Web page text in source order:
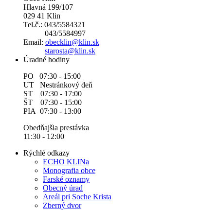
Hlavná 199/107
029 41 Klin
Tel.č.: 043/5584321
043/5584997
Email: obecklin@klin.sk
starosta@klin.sk
Úradné hodiny
PO 07:30 - 15:00
UT Nestránkový deň
ST 07:30 - 17:00
ŠT 07:30 - 15:00
PIA 07:30 - 13:00
Obedňajšia prestávka
11:30 - 12:00
Rýchlé odkazy
ECHO KLINa
Monografia obce
Farské oznamy
Obecný úrad
Areál pri Soche Krista
Zberný dvor